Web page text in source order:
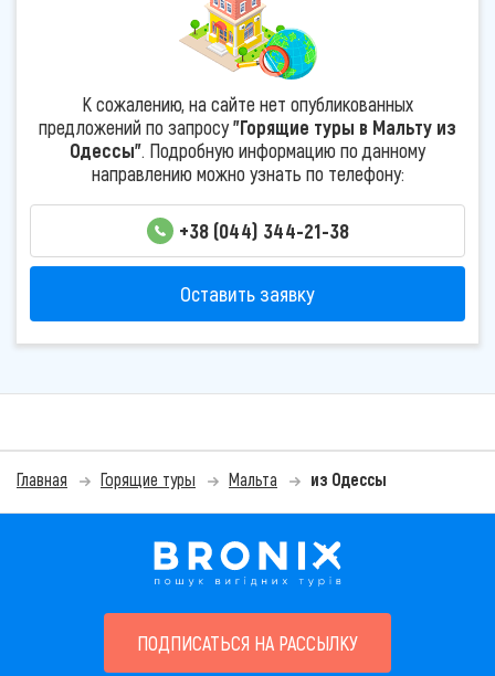
К сожалению, на сайте нет опубликованных
предложений по запросу"Горящие туры в Мальту из
Одессы". Подробную информацию по данному
направлению можно узнать по телефону:
+38 (044) 344-21-38
Оставить заявку
Главная Горящие туры Мальта из Одессы
ПОДПИСАТЬСЯ НА РАССЫЛКУ